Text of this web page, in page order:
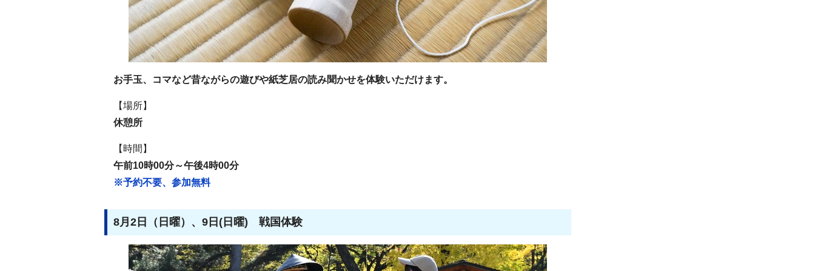
お手玉、コマなど昔ながらの遊びや紙芝居の読み聞かせを体験いただけます。
【場所】
休憩所
【時間】
午前10時00分～午後4時00分
※予約不要、参加無料
8月2日（日曜）、9日(日曜) 戦国体験